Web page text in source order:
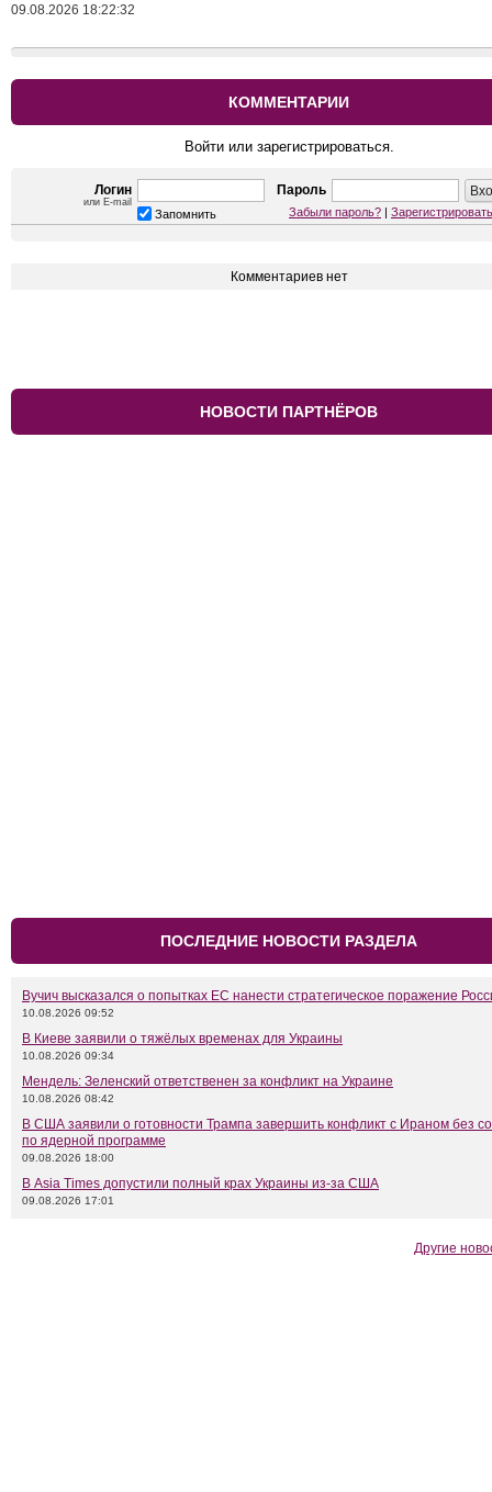
09.08.2026 18:22:32
КОММЕНТАРИИ
Войти или зарегистрироваться.
Логин
или E-mail
Пароль
Запомнить Забыли пароль? |
Комментариев нет
НОВОСТИ ПАРТНЁРОВ
ПОСЛЕДНИЕ НОВОСТИ РАЗДЕЛА
Вучич высказался о попытках ЕС нанести стратегическое поражение
10.08.2026 09:52
В Киеве заявили о тяжёлых временах для Украины
10.08.2026 09:34
Мендель: Зеленский ответственен за конфликт на Украине
10.08.2026 08:42
В США заявили о готовности Трампа завершить конфликт с Ираном без
по ядерной программе
09.08.2026 18:00
В Asia Times допустили полный крах Украины из-за США
09.08.2026 17:01
Другие